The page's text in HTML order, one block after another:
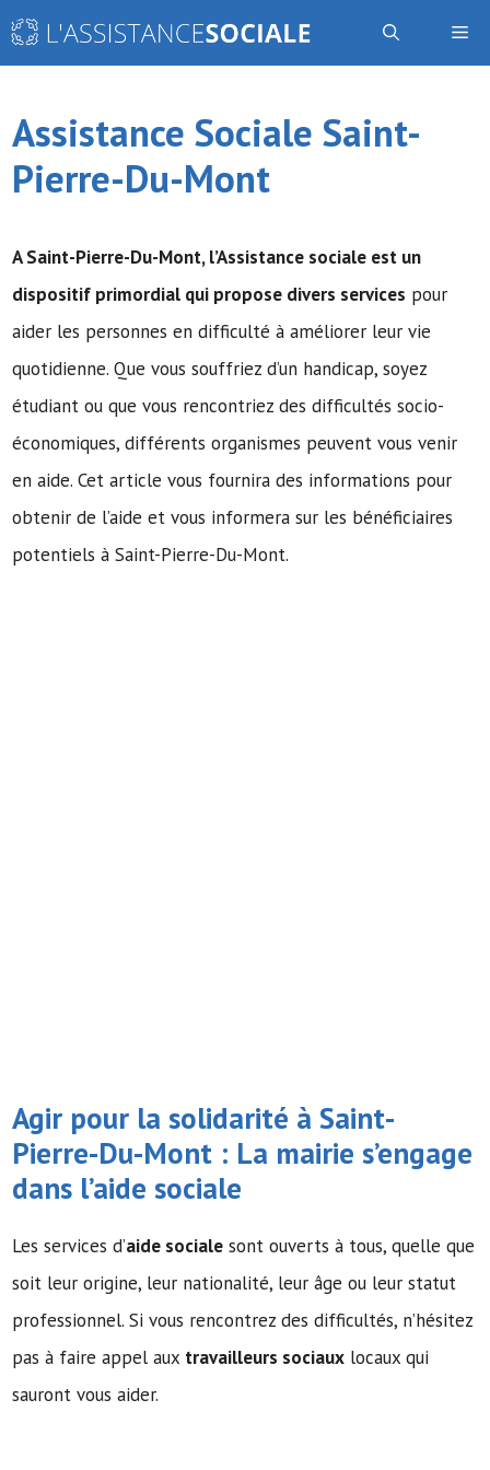
Aller
Assistance Sociale Saint-
Pierre-Du-Mont
A Saint-Pierre-Du-Mont,l’Assistance sociale est un
dispositif primordial qui propose divers services pour
aider les personnes en difficulté à améliorer leur vie
quotidienne. Que vous souffriez d’un handicap, soyez
étudiant ou que vous rencontriez des difficultés socio-
économiques, différents organismes peuvent vous venir
en aide. Cet article vous fournira des informations pour
obtenir de l’aide et vous informera sur les bénéficiaires
potentiels à Saint-Pierre-Du-Mont.
Agir pour la solidarité à Saint-
Pierre-Du-Mont : La mairie s’engage
dans l’aide sociale
Les services d’aide sociale sont ouverts à tous, quelle que
soit leur origine, leur nationalité, leur âge ou leur statut
professionnel. Si vous rencontrez des difficultés, n’hésitez
pas à faire appel aux travailleurs sociaux locaux qui
sauront vous aider.